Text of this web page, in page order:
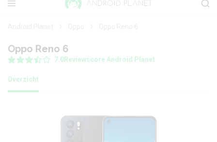
Oppo Reno 6
7.0Reviewscore Android Planet
Overzicht